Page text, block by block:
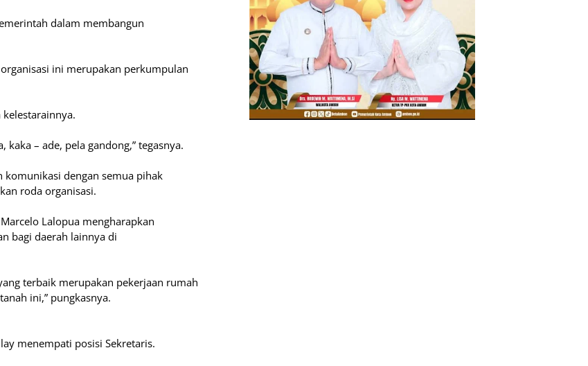
dalam membangun
ini merupakan perkumpulan
– ade, pela gandong,” tegasnya.
komunikasi dengan semua pihak
roda organisasi.
Lalopua mengharapkan
bagi daerah lainnya di
terbaik merupakan pekerjaan rumah
ini,” pungkasnya.
menempati posisi Sekretaris.